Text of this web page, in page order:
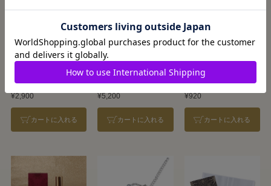
ポーチ（A）／朝美
2025/3/12発売
¥2,900
カートに入れる
縦型トートバッグ
（A）／朝美絢
2025/3/12発売
¥5,200
カートに入れる
3色ボールペン
（Ａ）／朝美絢
2024/11/30発売
¥920
カートに入れる